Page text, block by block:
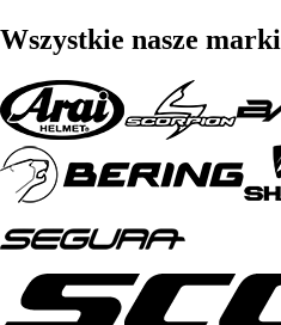
Wszystkie nasze marki